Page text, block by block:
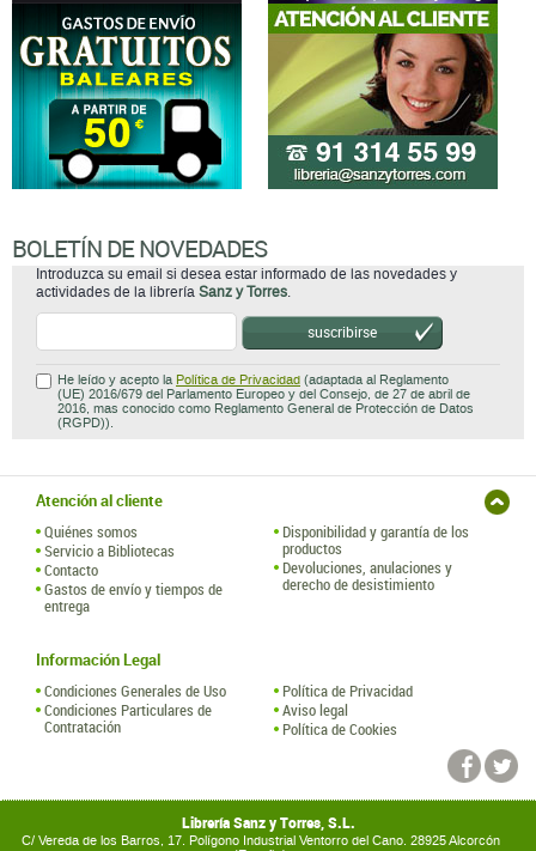
BOLETÍN DE NOVEDADES
Introduzca su email si desea estar informado de las novedades y
actividades de la librería Sanz y Torres.
suscribirse
He leído y acepto la Política de Privacidad (adaptada al Reglamento
(UE) 2016/679 del Parlamento Europeo y del Consejo, de 27 de abril de
2016, mas conocido como Reglamento General de Protección de Datos
(RGPD)).
Atención al cliente
Quiénes somos
Servicio a Bibliotecas
Contacto
Gastos de envío y tiempos de
entrega
Disponibilidad y garantía de los
productos
Devoluciones, anulaciones y
derecho de desistimiento
Información Legal
Condiciones Generales de Uso
Condiciones Particulares de
Contratación
Política de Privacidad
Aviso legal
Política de Cookies
Librería Sanz y Torres, S.L.
C/ Vereda de los Barros, 17. Polígono Industrial Ventorro del Cano. 28925 Alcorcón